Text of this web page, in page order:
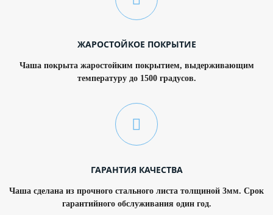
ЖАРОСТОЙКОЕ ПОКРЫТИЕ
Чаша покрыта жаростойким покрытием, выдерживающим
температуру до 1500 градусов.
ГАРАНТИЯ КАЧЕСТВА
Чаша сделана из прочного стального листа толщиной 3мм. Срок
гарантийного обслуживания один год.